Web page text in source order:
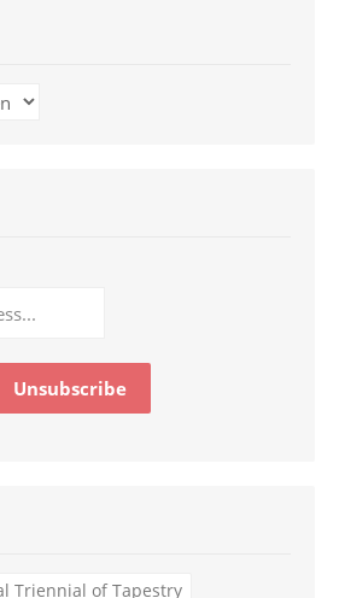
Triennial of Tapestry